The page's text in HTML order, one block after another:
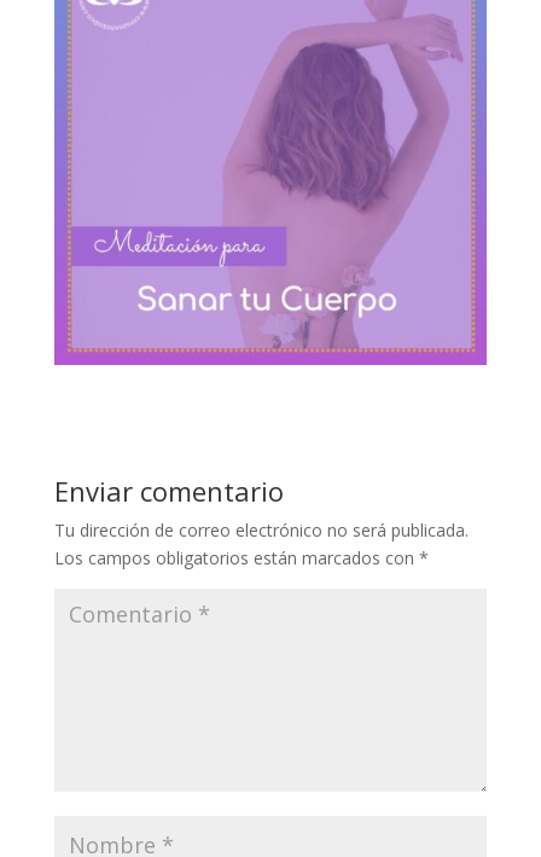
Enviar comentario
Tu dirección de correo electrónico no será publicada.
Los campos obligatorios están marcados con *